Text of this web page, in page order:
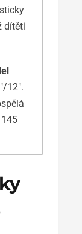
dítěti
12″.